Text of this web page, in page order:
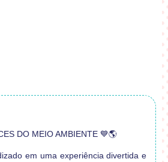
DO MEIO AMBIENTE 💙🌎
em uma experiência divertida e